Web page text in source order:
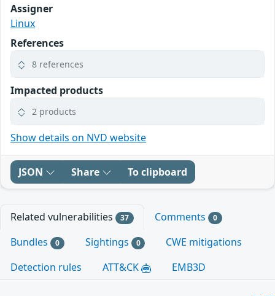
Assigner
Linux
References
8 references
Impacted products
2 products
Show details on NVD website
JSON Share To clipboard
Related vulnerabilities 37 Comments 0
Bundles 0 Sightings 0
CWE mitigations
Detection rules
ATT&CK EMB3D